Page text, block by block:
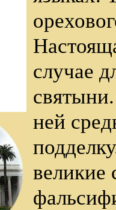
случае
ней
великие